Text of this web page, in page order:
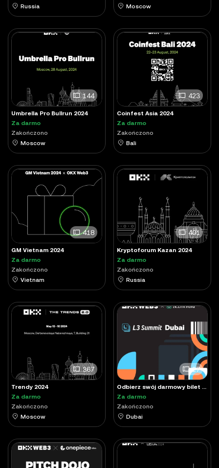
Russia
Moscow
144
Umbrella Pro Bullrun 2024
Za darmo
Zakończono
Moscow
423
Coinfest Asia 2024
Za darmo
Zakończono
Bali
418
GM Vietnam 2024
Za darmo
Zakończono
Vietnam
401
Kryptoforum Kazan 2024
Za darmo
Zakończono
Russia
367
Trendy 2024
Za darmo
Zakończono
Moscow
27
Odbierz swój darmowy bilet NFT na szczyt OKX × zkLink L3
Za darmo
Zakończono
Dubai